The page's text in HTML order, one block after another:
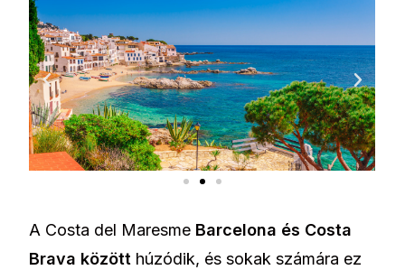
A Costa del Maresme Barcelona és Costa
Brava között húzódik, és sokak számára ez